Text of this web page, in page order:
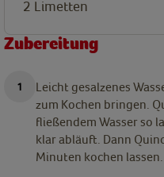
2 Limetten
Zubereitung
Leicht gesalzenes
zum Kochen bringen.
fließendem Wasser so
klar abläuft. Dann
Minuten kochen lassen.